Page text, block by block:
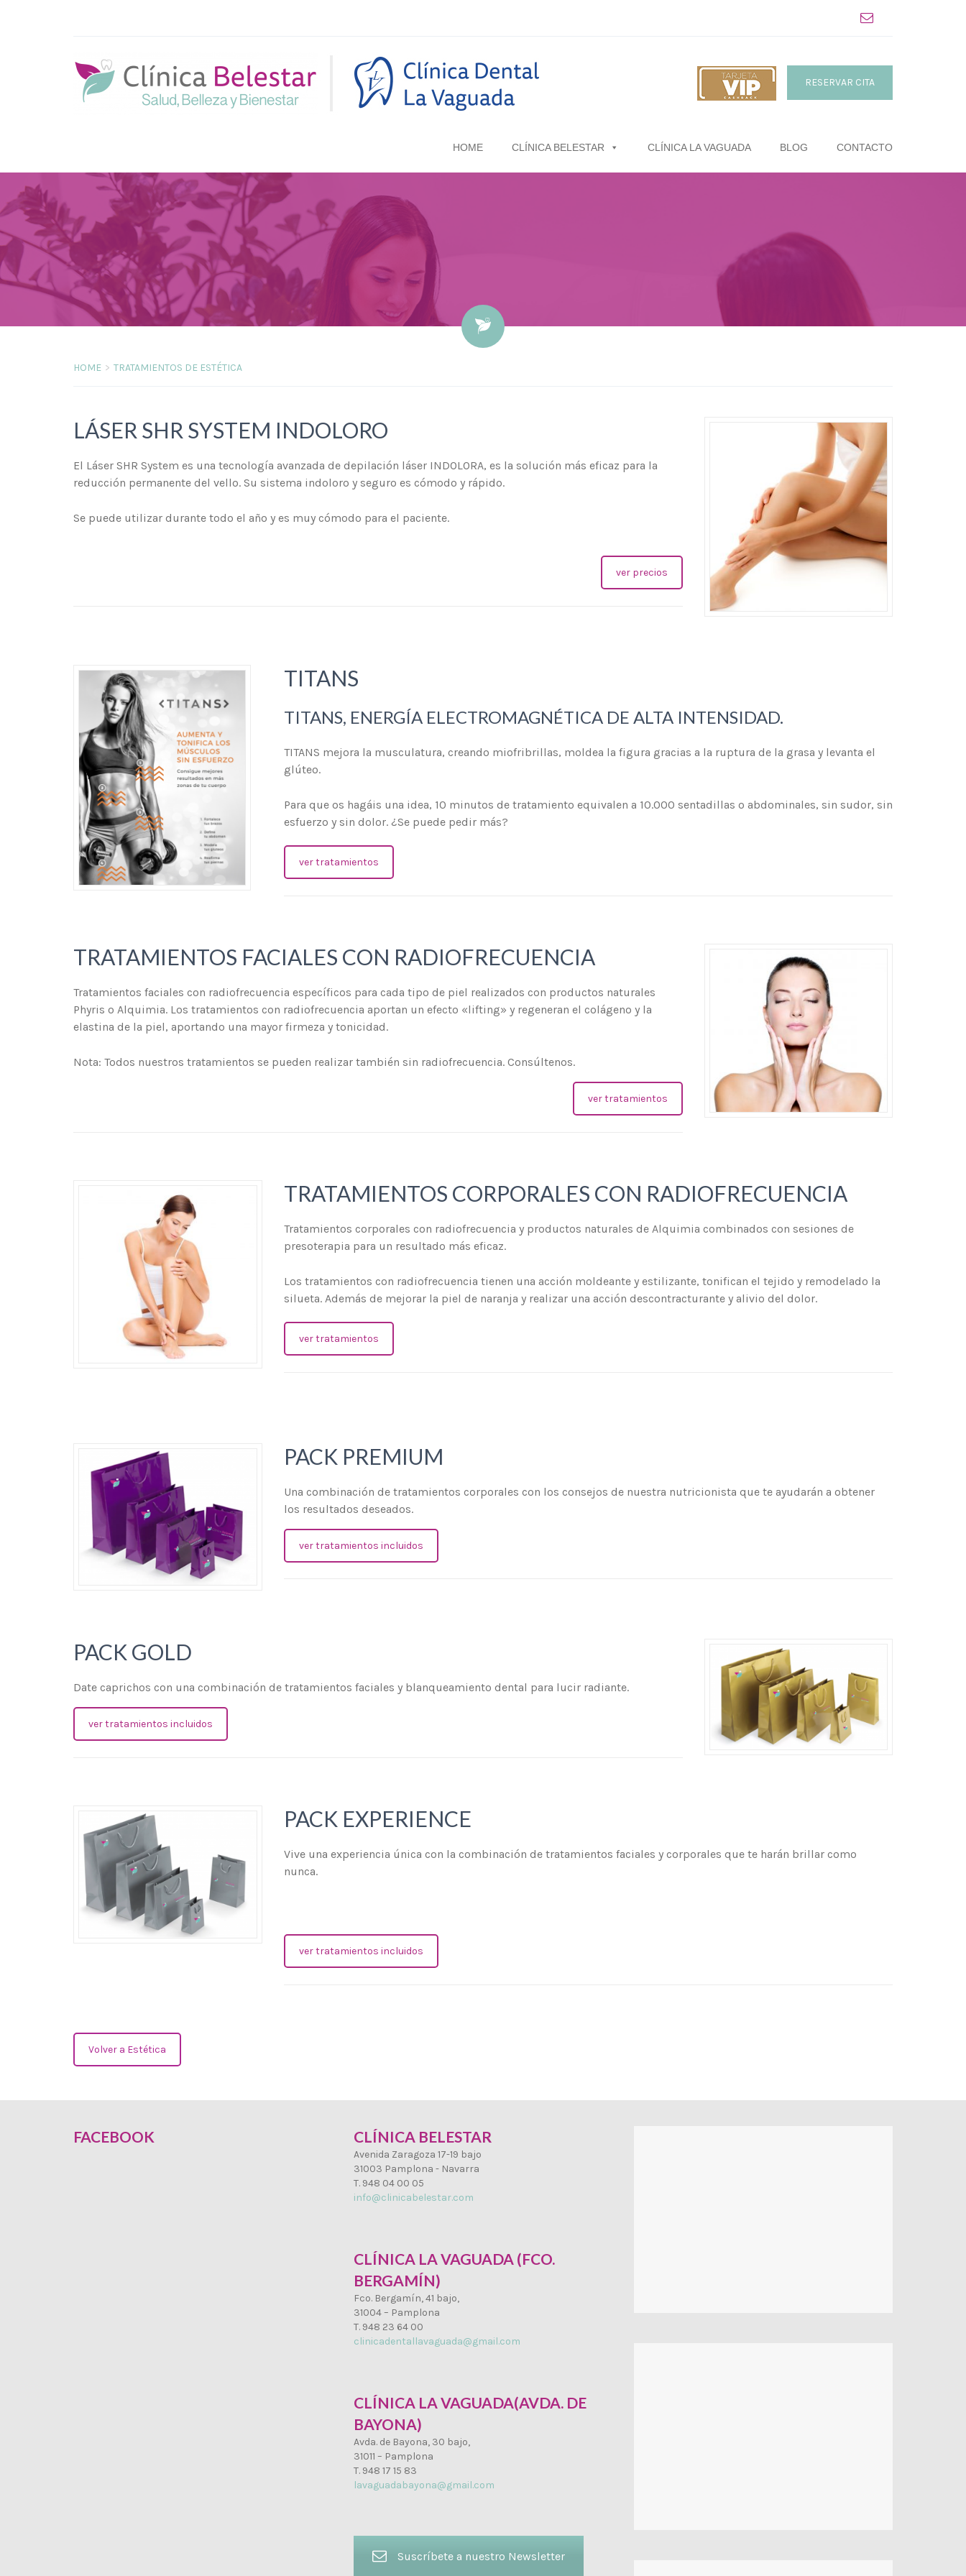
RESERVAR CITA
HOME CLÍNICA BELESTAR CLÍNICA LA VAGUADA BLOG CONTACTO
HOME TRATAMIENTOS DE ESTÉTICA
LÁSER SHR SYSTEM INDOLORO
El Láser SHR System es una tecnología avanzada de depilación láser INDOLORA, es la solución más eficaz para la
reducción permanente del vello. Su sistema indoloro y seguro es cómodo y rápido.
Se puede utilizar durante todo el año y es muy cómodo para el paciente.
ver precios
TITANS
TITANS, ENERGÍA ELECTROMAGNÉTICA DE ALTA INTENSIDAD.
TITANS mejora la musculatura, creando miofribrillas, moldea la figura gracias a la ruptura de la grasa y levanta el
glúteo.
Para que os hagáis una idea, 10 minutos de tratamiento equivalen a 10.000 sentadillas o abdominales, sin sudor, sin
esfuerzo y sin dolor. ¿Se puede pedir más?
ver tratamientos
TRATAMIENTOS FACIALES CON RADIOFRECUENCIA
Tratamientos faciales con radiofrecuencia específicos para cada tipo de piel realizados con productos naturales
Phyris o Alquimia. Los tratamientos con radiofrecuencia aportan un efecto «lifting» y regeneran el colágeno y la
elastina de la piel, aportando una mayor firmeza y tonicidad.
Nota: Todos nuestros tratamientos se pueden realizar también sin radiofrecuencia. Consúltenos.
ver tratamientos
TRATAMIENTOS CORPORALES CON RADIOFRECUENCIA
Tratamientos corporales con radiofrecuencia y productos naturales de Alquimia combinados con sesiones de
presoterapia para un resultado más eficaz.
Los tratamientos con radiofrecuencia tienen una acción moldeante y estilizante, tonifican el tejido y remodelado la
silueta. Además de mejorar la piel de naranja y realizar una acción descontracturante y alivio del dolor.
ver tratamientos
PACK PREMIUM
Una combinación de tratamientos corporales con los consejos de nuestra nutricionista que te ayudarán a obtener
los resultados deseados.
ver tratamientos incluidos
PACK GOLD
Date caprichos con una combinación de tratamientos faciales y blanqueamiento dental para lucir radiante.
ver tratamientos incluidos
PACK EXPERIENCE
Vive una experiencia única con la combinación de tratamientos faciales y corporales que te harán brillar como
nunca.
ver tratamientos incluidos
Volver a Estética
FACEBOOK CLÍNICA BELESTAR
Avenida Zaragoza 17-19 bajo
31003 Pamplona - Navarra
T. 948 04 00 05
info@clinicabelestar.com
CLÍNICA LA VAGUADA (FCO.
BERGAMÍN)
Fco. Bergamín, 41 bajo,
31004 – Pamplona
T. 948 23 64 00
clinicadentallavaguada@gmail.com
CLÍNICA LA VAGUADA(AVDA. DE
BAYONA)
Avda. de Bayona, 30 bajo,
31011 – Pamplona
T. 948 17 15 83
lavaguadabayona@gmail.com
Suscríbete a nuestro Newsletter